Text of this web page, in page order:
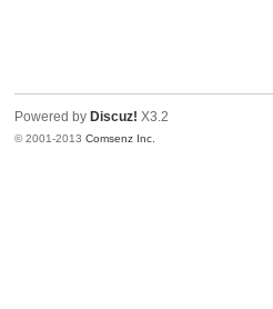
Powered by Discuz! X3.2
© 2001-2013Comsenz Inc.